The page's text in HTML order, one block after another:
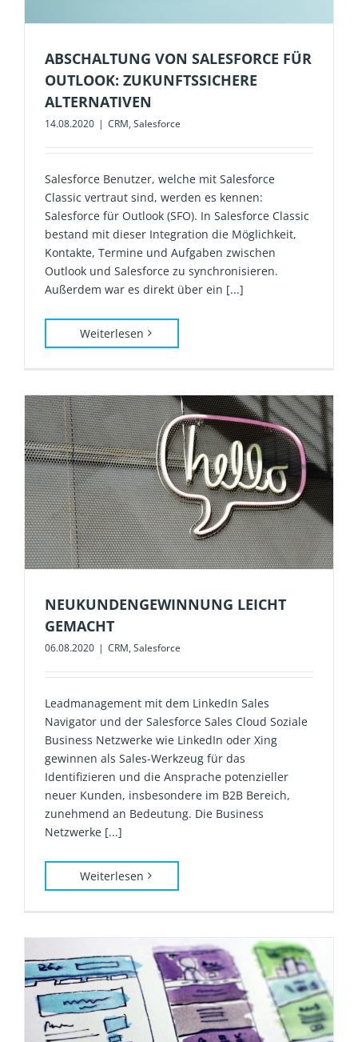
ABSCHALTUNG VON SALESFORCE FÜR
OUTLOOK: ZUKUNFTSSICHERE
ALTERNATIVEN
14.08.2020 | CRM, Salesforce
Salesforce Benutzer, welche mit Salesforce
Classic vertraut sind, werden es kennen:
Salesforce für Outlook (SFO). In Salesforce Classic
bestand mit dieser Integration die Möglichkeit,
Kontakte, Termine und Aufgaben zwischen
Outlook und Salesforce zu synchronisieren.
Außerdem war es direkt über ein [...]
Weiterlesen
NEUKUNDENGEWINNUNG LEICHT
GEMACHT
06.08.2020 | CRM, Salesforce
Leadmanagement mit dem LinkedIn Sales
Navigator und der Salesforce Sales Cloud Soziale
Business Netzwerke wie LinkedIn oder Xing
gewinnen als Sales-Werkzeug für das
Identifizieren und die Ansprache potenzieller
neuer Kunden, insbesondere im B2B Bereich,
zunehmend an Bedeutung. Die Business
Netzwerke [...]
Weiterlesen